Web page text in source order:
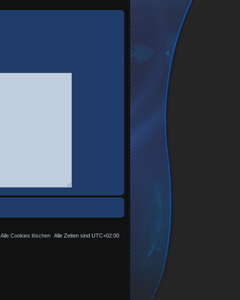
Alle Zeiten sind UTC+02:00
Alle Cookies löschen